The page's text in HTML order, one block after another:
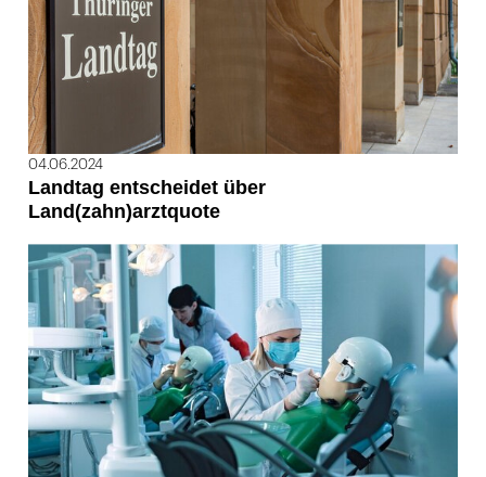
04.06.2024
Landtag entscheidet über
Land(zahn)arztquote